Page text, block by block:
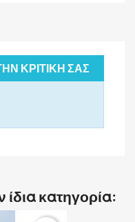
ΚΡΙΤΙΚΉ ΣΑΣ
κατηγορία: